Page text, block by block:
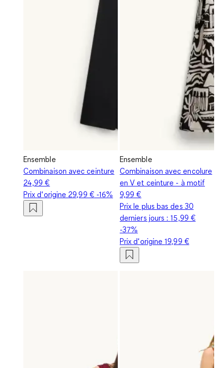
Ensemble
Combinaison avec ceinture
24,99 €
Prix d‘origine 29,99 €-16%
Ensemble
Combinaison avec encolure
en V et ceinture - à motif
9,99 €
Prix le plus bas des 30
derniers jours :15,99 €
-37%
Prix d‘origine19,99 €